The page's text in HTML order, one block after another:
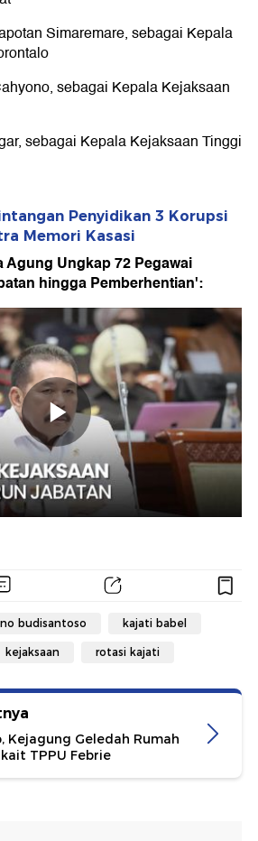
Simaremare, sebagai Kepala
sebagai Kepala Kejaksaan
sebagai Kepala Kejaksaan Tinggi
Penyidikan 3 Korupsi
Memori Kasasi
Ungkap 72 Pegawai
hingga Pemberhentian':
budisantoso kajati babel
kejaksaan rotasi kajati
Kejagung Geledah Rumah
TPPU Febrie